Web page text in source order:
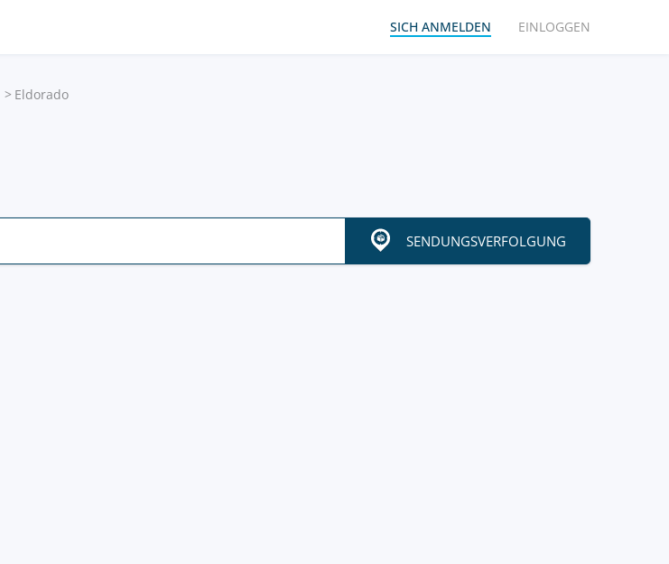
SICH ANMELDEN EINLOGGEN
Eldorado
SENDUNGSVERFOLGUNG